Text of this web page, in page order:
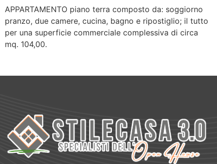
APPARTAMENTO piano terra composto da: soggiorno
pranzo, due camere, cucina, bagno e ripostiglio; il tutto
per una superficie commerciale complessiva di circa
mq. 104,00.